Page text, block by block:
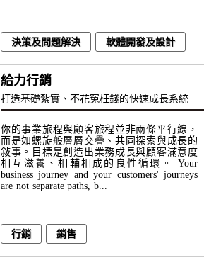
決策及問題解決 軟體開發及設計
給力行銷
打造基礎紮實、不花冤枉錢的快速成長系統
你的事業旅程與顧客旅程並非兩條平行線，
而是如螺旋般層層交疊、共同探索與成長的
敍事。目標是創造出業務成長與顧客滿意度
相互滋養、相輔相成的良性循環。 Your
business journey and your customers' journeys
are not separate paths, b...
行銷 銷售